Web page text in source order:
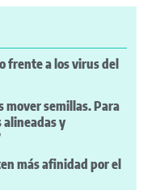
frente a los virus del
mover semillas. Para
alineadas y
más afinidad por el